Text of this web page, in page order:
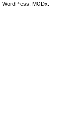
WordPress, MODx.